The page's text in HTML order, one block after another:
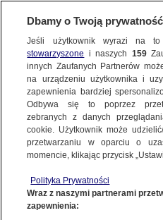
BIURO REKLAMY TVN MEDIA
Dbamy o Twoją prywatność
Jeśli użytkownik wyrazi na
stowarzyszone i naszych 159
innych Zaufanych Partnerów
na urządzeniu użytkownika i
zapewnienia bardziej
Odbywa się to poprzez
zebranych z danych
cookie. Użytkownik może
przetwarzaniu w oparciu o
momencie, klikając przycisk
Polityka Prywatności
Wraz z naszymi partnerami
zapewnienia: